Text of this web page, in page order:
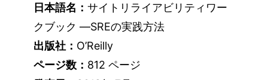
日本語名： サイトリライアビリティワー
クブック ―SREの実践方法
出版社： O’Reilly
ページ数： 812 ページ